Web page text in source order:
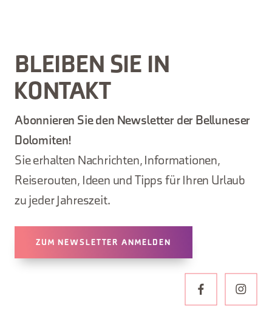
BLEIBEN SIE IN
KONTAKT
Abonnieren Sie den Newsletter der Belluneser
Dolomiten!
Sie erhalten Nachrichten, Informationen,
Reiserouten, Ideen und Tipps für Ihren Urlaub
zu jeder Jahreszeit.
ZUM NEWSLETTER ANMELDEN